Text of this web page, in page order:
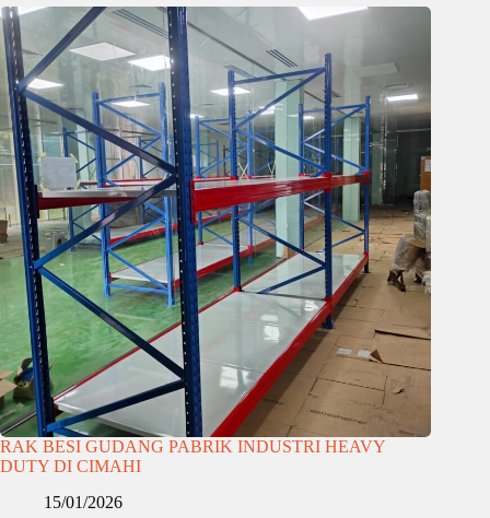
RAK BESI GUDANG PABRIK INDUSTRI HEAVY
DUTY DI CIMAHI
15/01/2026